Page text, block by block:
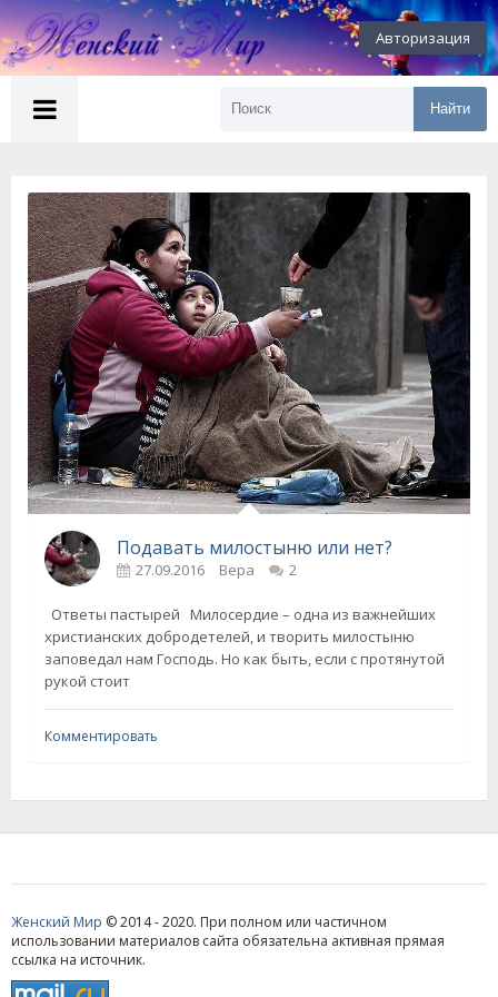
Авторизация
Найти
Подавать милостыню или нет?
27.09.2016 Вера 2
Ответы пастырей Милосердие – одна из важнейших
христианских добродетелей, и творить милостыню
заповедал нам Господь. Но как быть, если с протянутой
рукой стоит
Комментировать
Женский Мир © 2014 - 2020. При полном или частичном
использовании материалов сайта обязательна активная прямая
ссылка на источник.